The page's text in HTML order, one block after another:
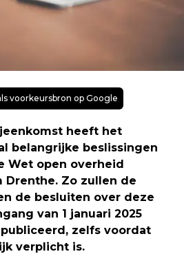
voorkeursbron op Google
heeft het
belangrijke beslissingen
Wet open overheid
Drenthe. Zo zullen de
de besluiten over deze
van 1 januari 2025
zelfs voordat
verplicht is.